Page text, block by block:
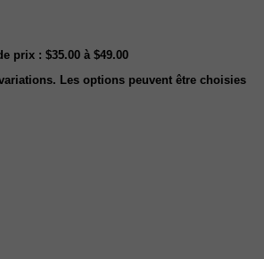
prix : $35.00 à $49.00
Les options peuvent être choisies